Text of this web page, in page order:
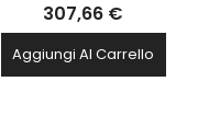
Sommergibile Tritatutto
0.8hp 0.55kw LOWARA
Xylem - DOMO7/B
307,66 €
Aggiungi Al Carrello